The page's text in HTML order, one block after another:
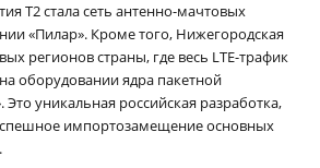
Т2 стала сеть антенно-мачтовых
«Пилар». Кроме того, Нижегородская
регионов страны, где весь LTE-трафик
оборудовании ядра пакетной
уникальная российская разработка,
импортозамещение основных